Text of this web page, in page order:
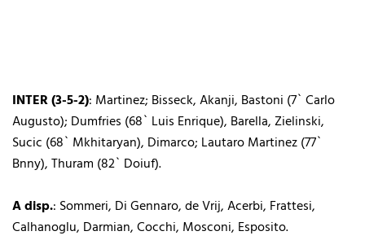
INTER (3-5-2): Martinez; Bisseck, Akanji, Bastoni (7` Carlo
Augusto); Dumfries (68` Luis Enrique), Barella, Zielinski,
Sucic (68` Mkhitaryan), Dimarco; Lautaro Martinez (77`
Bnny), Thuram (82` Doiuf).
A disp.: Sommeri, Di Gennaro, de Vrij, Acerbi, Frattesi,
Calhanoglu, Darmian, Cocchi, Mosconi, Esposito.